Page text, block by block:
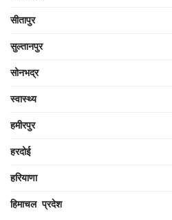
सीतापुर
सुल्तानपुर
सोनभद्र
स्वास्थ्य
हमीरपुर
हरदोई
हरियाणा
हिमाचल प्रदेश